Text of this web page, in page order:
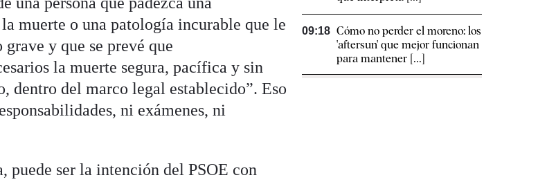
muerte o una patología incurable que le
y que se prevé que
la muerte segura, pacífica y sin
dentro del marco legal establecido”. Eso
ni exámenes, ni
puede ser la intención del PSOE con
09:18 Cómo no perder el moreno: los
'aftersun' que mejor funcionan
para mantener [...]